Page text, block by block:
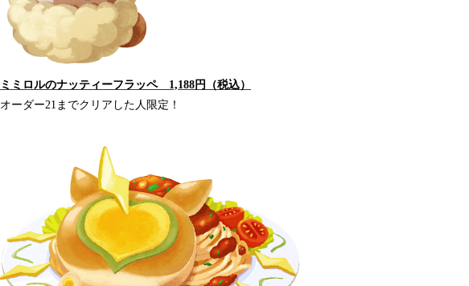
ミミロルのナッティーフラッペ 1,188円（税込）
オーダー21までクリアした人限定！